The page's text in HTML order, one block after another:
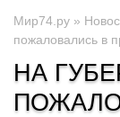
Мир74.ру »
пожаловались в
НА